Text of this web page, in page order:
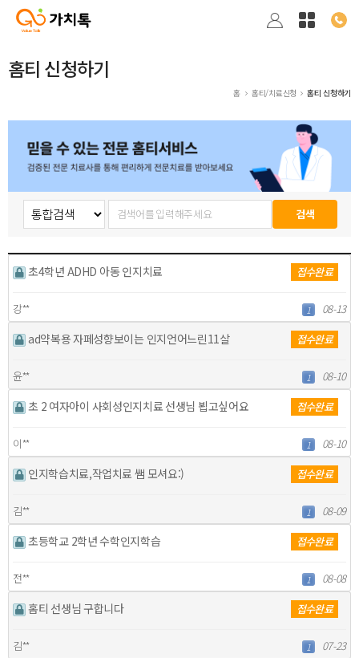
홈티 신청하기
홈 홈티/치료신청 홈티 신청하기
초4학년 ADHD 아동 인지치료 접수완료
강** 1 08-13
ad약복용 자페성향보이는 인지언어느린11살 접수완료
윤** 1 08-10
초 2 여자아이 사회성인지치료 선생님 뵙고싶어요 접수완료
이** 1 08-10
인지학습치료,작업치료 쌤 모셔요:) 접수완료
김** 1 08-09
초등학교 2학년 수학인지학습 접수완료
전** 1 08-08
홈티 선생님 구합니다 접수완료
김** 1 07-23